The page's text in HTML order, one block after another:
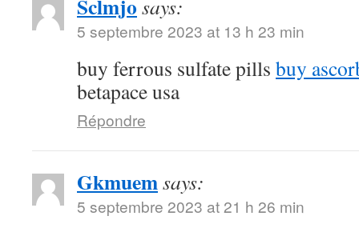
Sclmjo says:
5 septembre 2023 at 13 h 23 min
buy ferrous sulfate pills buy
betapace usa
Répondre
Gkmuemsays:
5 septembre 2023 at 21 h 26 min